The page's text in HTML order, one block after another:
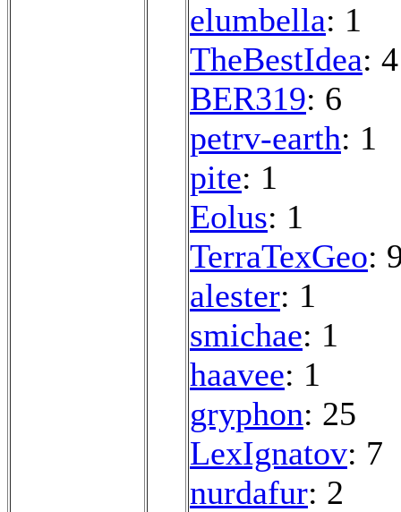
elumbella: 1
TheBestIdea: 4
BER319: 6
petrv-earth: 1
pite: 1
Eolus: 1
TerraTexGeo:
alester: 1
smichae: 1
haavee: 1
gryphon: 25
LexIgnatov: 7
nurdafur: 2